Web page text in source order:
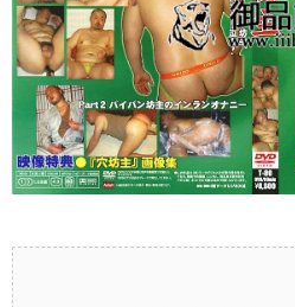
[TEQUILA]穴坊主
当前隐藏内容需要支付100
立刻注册 0 收藏